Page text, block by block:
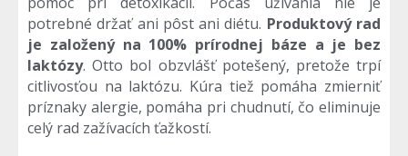
potrebné držať ani pôst ani diétu. Produktový rad
je založený na 100% prírodnej báze a je bez
laktózy. Otto bol obzvlášť potešený, pretože trpí
citlivosťou na laktózu. Kúra tiež pomáha zmierniť
príznaky alergie, pomáha pri chudnutí, čo eliminuje
celý rad zažívacích ťažkostí.